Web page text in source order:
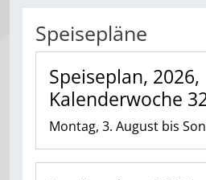
Speisepläne
Speiseplan, 2026,
Kalenderwoche
Montag, 3. August bis